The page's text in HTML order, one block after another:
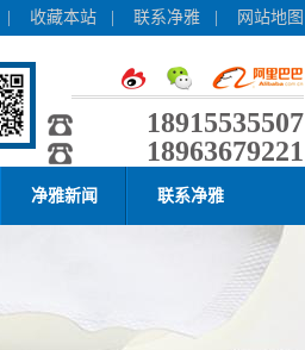
收藏本站 联系净雅 网站地图
18915535507
18963679221
净雅新闻 联系净雅